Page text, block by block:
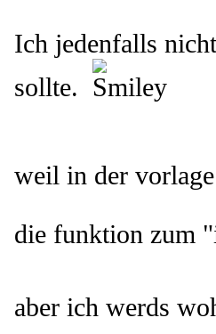
Ich jedenfalls
sollte.
weil in der
die funktion zum
aber ich werds